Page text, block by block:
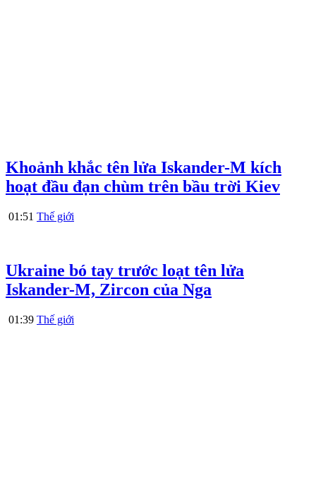
Khoảnh khắc tên lửa Iskander-M kích
hoạt đầu đạn chùm trên bầu trời Kiev
01:51 Thế giới
Ukraine bó tay trước loạt tên lửa
Iskander-M, Zircon của Nga
01:39 Thế giới